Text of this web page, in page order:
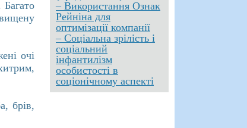
очі
брів,
– Використання Ознак
Рейніна для
оптимізації компанії
– Соціальна зрілість і
соціальний
інфантилізм
особистості в
соціонічному аспекті